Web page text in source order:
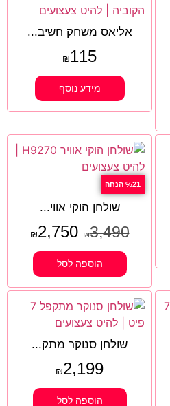
אליאס משחק חשיב...
₪115
מידע נוסף
%21 הנחה
שולחן הוקי אווי...
₪3,490
₪2,750
הוספה לסל
שולחן סנוקר מתק...
₪2,199
הוספה לסל